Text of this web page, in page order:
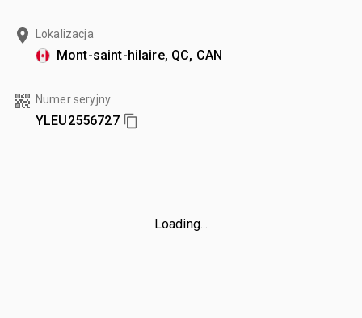
Lokalizacja
Mont-saint-hilaire, QC, CAN
Numer seryjny
YLEU2556727
Loading...